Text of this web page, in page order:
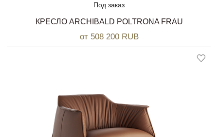
Под заказ
КРЕСЛО ARCHIBALD POLTRONA FRAU
от 508 200 RUB